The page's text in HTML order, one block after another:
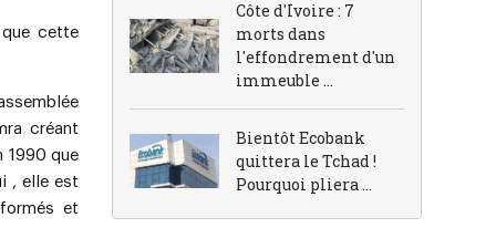
cette
créant
1990 que
, elle est
et
Côte d'Ivoire : 7
morts dans
l'effondrement d'un
immeuble ...
Bientôt Ecobank
quittera le Tchad !
Pourquoi pliera ...